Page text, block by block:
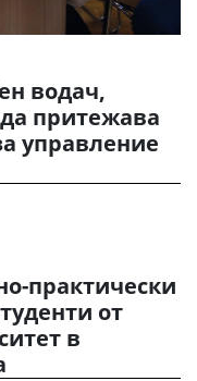
водач,
притежава
управление
практически
от
в